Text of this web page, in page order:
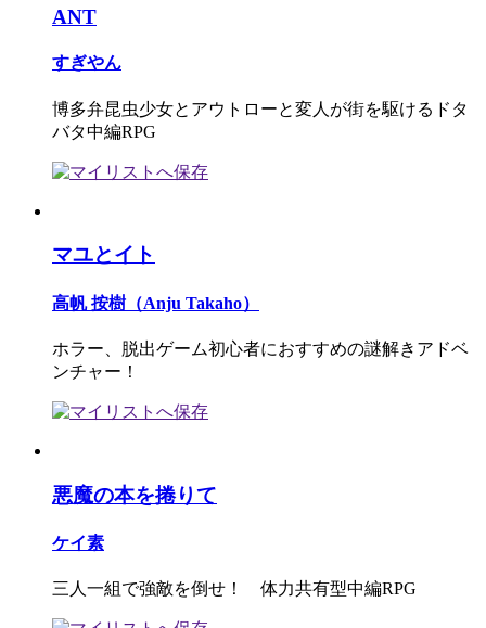
ANT
すぎやん
博多弁昆虫少女とアウトローと変人が街を駆けるドタ
バタ中編RPG
マユとイト
高帆 按樹（Anju Takaho）
ホラー、脱出ゲーム初心者におすすめの謎解きアドベ
ンチャー！
悪魔の本を捲りて
ケイ素
三人一組で強敵を倒せ！ 体力共有型中編RPG